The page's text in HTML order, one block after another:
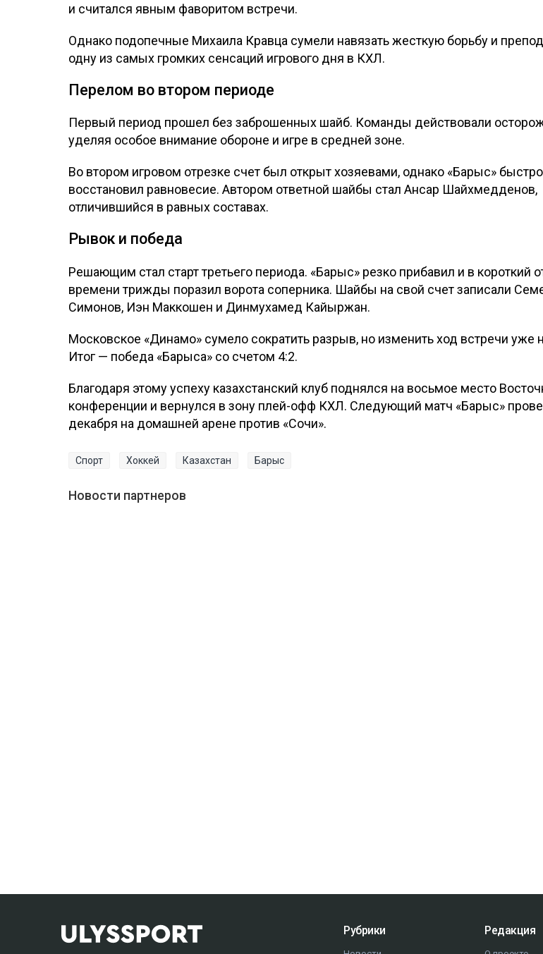
и считался явным фаворитом встречи.
Однако подопечные Михаила Кравца сумели навязать жесткую борьбу и
одну из самых громких сенсаций игрового дня в КХЛ.
Перелом во втором периоде
Первый период прошел без заброшенных шайб. Команды действовали
уделяя особое внимание обороне и игре в средней зоне.
Во втором игровом отрезке счет был открыт хозяевами, однако «Барыс» быстро
восстановил равновесие. Автором ответной шайбы стал Ансар Шайхмедденов,
отличившийся в равных составах.
Рывок и победа
Решающим стал старт третьего периода. «Барыс» резко прибавил и в короткий
времени трижды поразил ворота соперника. Шайбы на свой счет записали
Симонов, Иэн Маккошен и Динмухамед Кайыржан.
Московское «Динамо» сумело сократить разрыв, но изменить ход встречи уже
Итог — победа «Барыса» со счетом 4:2.
Благодаря этому успеху казахстанский клуб поднялся на восьмое место
конференции и вернулся в зону плей-офф КХЛ. Следующий матч «Барыс»
декабря на домашней арене против «Сочи».
Спорт Хоккей Казахстан Барыс
Новости партнеров
Рубрики Редакция